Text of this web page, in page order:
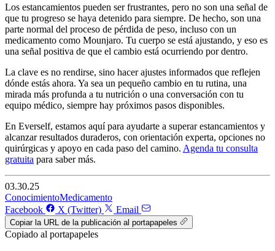
Los estancamientos pueden ser frustrantes, pero no son una señal de
que tu progreso se haya detenido para siempre. De hecho, son una
parte normal del proceso de pérdida de peso, incluso con un
medicamento como Mounjaro. Tu cuerpo se está ajustando, y eso es
una señal positiva de que el cambio está ocurriendo por dentro.
La clave es no rendirse, sino hacer ajustes informados que reflejen
dónde estás ahora. Ya sea un pequeño cambio en tu rutina, una
mirada más profunda a tu nutrición o una conversación con tu
equipo médico, siempre hay próximos pasos disponibles.
En Everself, estamos aquí para ayudarte a superar estancamientos y
alcanzar resultados duraderos, con orientación experta, opciones no
quirúrgicas y apoyo en cada paso del camino. Agenda tu consulta
gratuita para saber más.
03.30.25
ConocimientoMedicamento
Facebook
X (Twitter) Email
Copiar la URL de la publicación al portapapeles
Copiado al portapapeles